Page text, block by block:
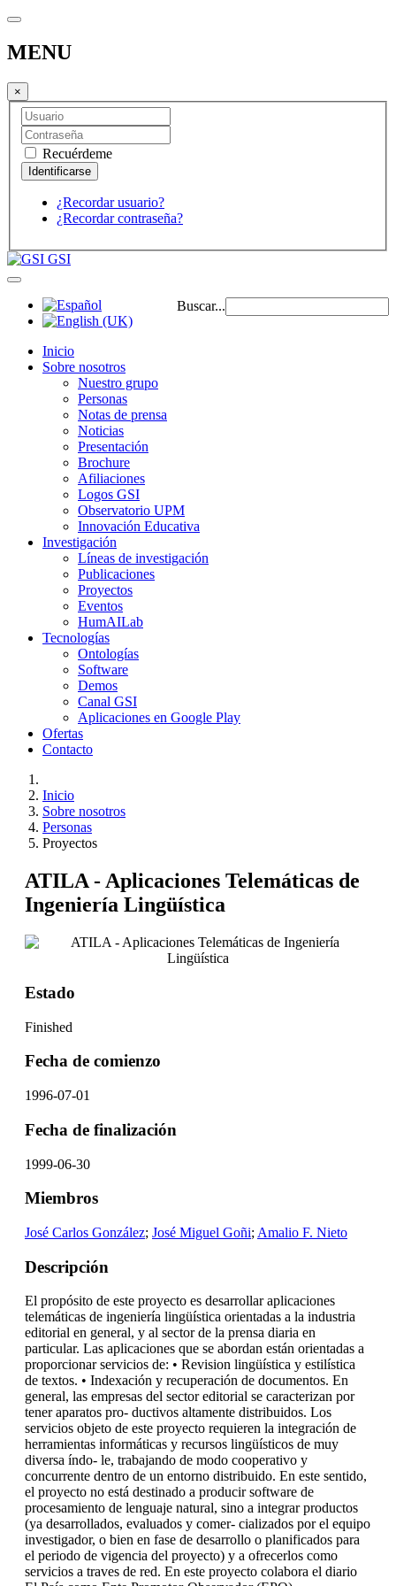
MENU
×
Recuérdeme
¿Recordar usuario?
¿Recordar contraseña?
GSI
Buscar...
Inicio
Sobre nosotros
Nuestro grupo
Personas
Notas de prensa
Noticias
Presentación
Brochure
Afiliaciones
Logos GSI
Observatorio UPM
Innovación Educativa
Investigación
Líneas de investigación
Publicaciones
Proyectos
Eventos
HumAILab
Tecnologías
Ontologías
Software
Demos
Canal GSI
Aplicaciones en Google Play
Ofertas
Contacto
Inicio
Sobre nosotros
Personas
Proyectos
ATILA - Aplicaciones Telemáticas de
Ingeniería Lingüística
Estado
Finished
Fecha de comienzo
1996-07-01
Fecha de finalización
1999-06-30
Miembros
José Carlos González; José Miguel Goñi; Amalio F. Nieto
Descripción
El propósito de este proyecto es desarrollar aplicaciones
telemáticas de ingeniería lingüística orientadas a la industria
editorial en general, y al sector de la prensa diaria en
particular. Las aplicaciones que se abordan están orientadas a
proporcionar servicios de: • Revision lingüística y estilística
de textos. • Indexación y recuperación de documentos. En
general, las empresas del sector editorial se caracterizan por
tener aparatos pro- ductivos altamente distribuidos. Los
servicios objeto de este proyecto requieren la integración de
herramientas informáticas y recursos lingüísticos de muy
diversa índo- le, trabajando de modo cooperativo y
concurrente dentro de un entorno distribuido. En este sentido,
el proyecto no está destinado a producir software de
procesamiento de lenguaje natural, sino a integrar productos
(ya desarrollados, evaluados y comer- cializados por el equipo
investigador, o bien en fase de desarrollo o planificados para
el periodo de vigencia del proyecto) y a ofrecerlos como
servicios a traves de red. En este proyecto colabora el diario